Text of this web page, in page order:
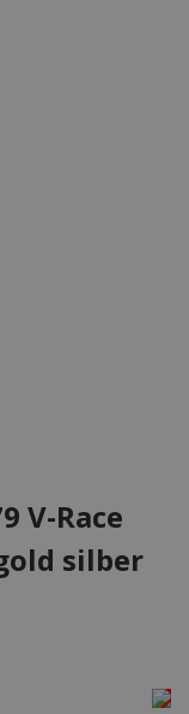
V-Race
silber